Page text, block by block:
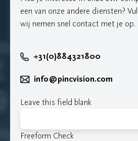
een van onze andere diensten?
wij nemen snel contact met je op.
+31(0)884321800
info@pincvision.com
Leave this field blank
Freeform Check